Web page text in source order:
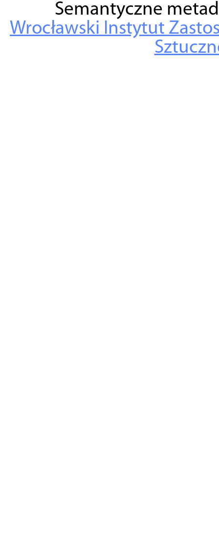
Semantyczne
Wrocławski Instytut